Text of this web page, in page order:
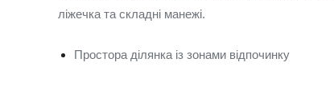
ліжечка та складні манежі.
Простора ділянка із зонами відпочинку